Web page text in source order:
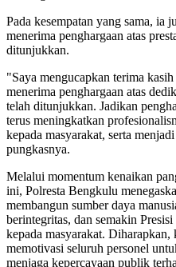
Pada kesempatan yang sama, ia
menerima penghargaan atas
ditunjukkan.
"Saya mengucapkan terima
menerima penghargaan atas
telah ditunjukkan. Jadikan
terus meningkatkan
kepada masyarakat, serta
pungkasnya.
Melalui momentum kenaikan
ini, Polresta Bengkulu
membangun sumber daya
berintegritas, dan semakin
kepada masyarakat. Diharapkan,
memotivasi seluruh personel
menjaga kepercayaan publik